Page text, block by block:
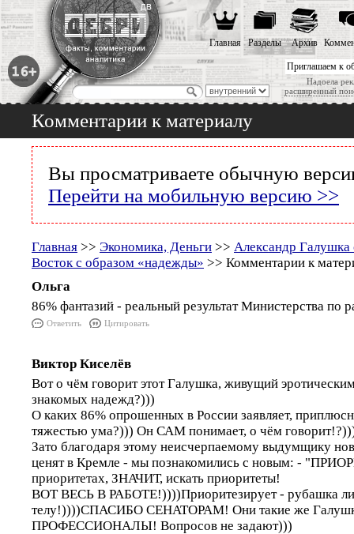
Приглашаем к
Надоела
расширенный
Главная Разделы Архив
Комментарии к материалу
Вы просматриваете обычную
Перейти на мобильную версию >>
Главная >> Экономика, Деньги >> Александр Галушка
Восток с образом «надежды» >> Комментарии к
Ольга
86% фантазий - реальный результат Министерства по
Ответить Цитировать
Виктор Киселёв
Вот о чём говорит этот Галушка, живущий
знакомых надежд?)))
О каких 86% опрошенных в России заявляет,
тяжестью ума?))) Он САМ понимает, о чём
Зато благодаря этому неисчерпаемому выдумщику
ценят в Кремле - мы познакомились с новым: -
приоритетах, ЗНАЧИТ, искать приоритеты!
ВОТ ВЕСЬ В РАБОТЕ!))))Приоритезирует - рубашка
телу!))))СПАСИБО СЕНАТОРАМ! Они такие же
ПРОФЕССИОНАЛЫ! Вопросов не задают)))